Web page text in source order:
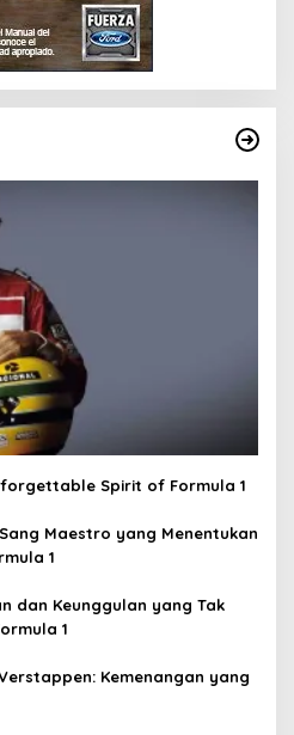
Spirit of Formula 1
Maestro yang Menentukan
1
dan Keunggulan yang Tak
1
Kemenangan yang